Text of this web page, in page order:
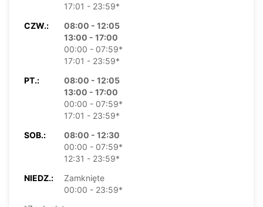
17:01 - 23:59*
CZW.:
08:00 - 12:05
13:00 - 17:00
00:00 - 07:59*
17:01 - 23:59*
PT.:
08:00 - 12:05
13:00 - 17:00
00:00 - 07:59*
17:01 - 23:59*
SOB.:
08:00 - 12:30
00:00 - 07:59*
12:31 - 23:59*
NIEDZ.:
Zamknięte
00:00 - 23:59*